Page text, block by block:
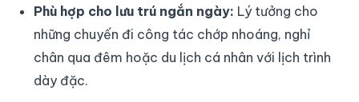
Phù hợp cho lưu trú ngắn ngày: Lý tưởng cho
những chuyến đi công tác chớp nhoáng, nghỉ
chân qua đêm hoặc du lịch cá nhân với lịch trình
dày đặc.